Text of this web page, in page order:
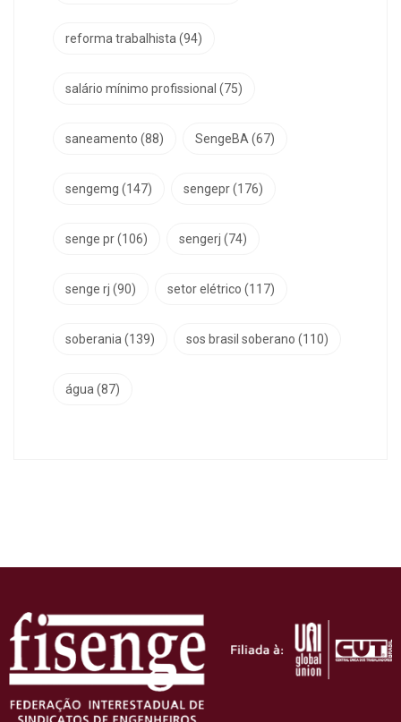
reforma trabalhista (94)
salário mínimo profissional (75)
saneamento (88) SengeBA (67)
sengemg (147) sengepr(176)
senge pr(106) sengerj (74)
senge rj (90) setor elétrico (117)
soberania (139) sos brasil soberano (110)
água (87)